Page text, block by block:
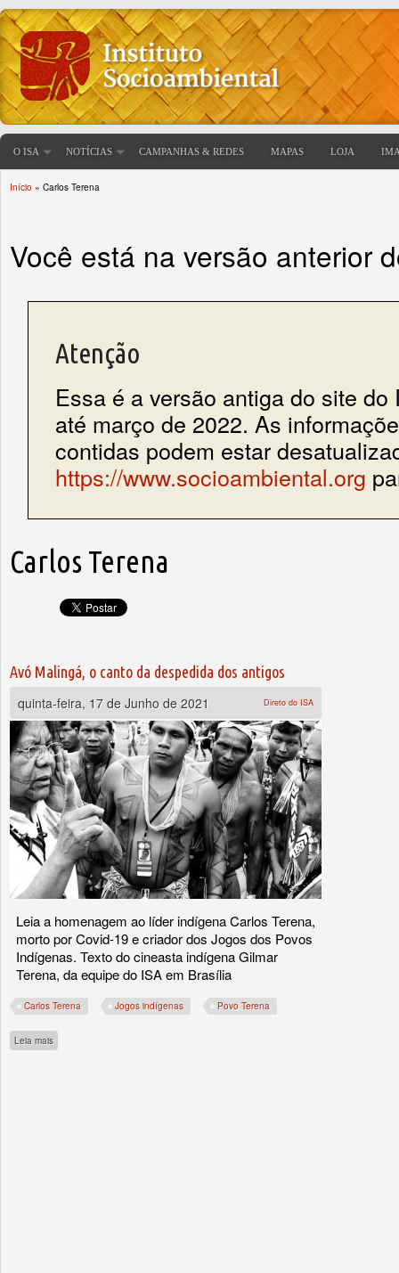
O ISA NOTÍCIAS CAMPANHAS & REDES MAPAS LOJA
Início » Carlos Terena
Você está na versão anterior
Atenção
Essa é a versão antiga do site do
até março de 2022. As
contidas podem estar
https://www.socioambiental.org
Carlos Terena
Avó Malingá, o canto da despedida dos antigos
quinta-feira, 17 de Junho de 2021
Direto do ISA
Leia a homenagem ao líder indígena Carlos Terena,
morto por Covid-19 e criador dos Jogos dos Povos
Indígenas. Texto do cineasta indígena Gilmar
Terena, da equipe do ISA em Brasília
Carlos Terena Jogos indígenas Povo Terena
Leia mais